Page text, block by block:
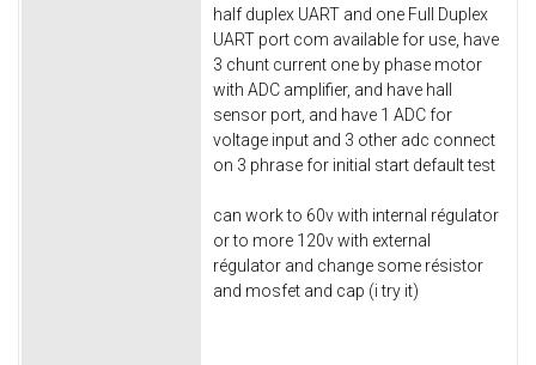
half duplex UART and one Full Duplex
UART port com available for use, have
3 chunt current one by phase motor
with ADC amplifier, and have hall
sensor port, and have 1 ADC for
voltage input and 3 other adc connect
on 3 phrase for initial start default test
can work to 60v with internal régulator
or to more 120v with external
régulator and change some résistor
and mosfet and cap (i try it)